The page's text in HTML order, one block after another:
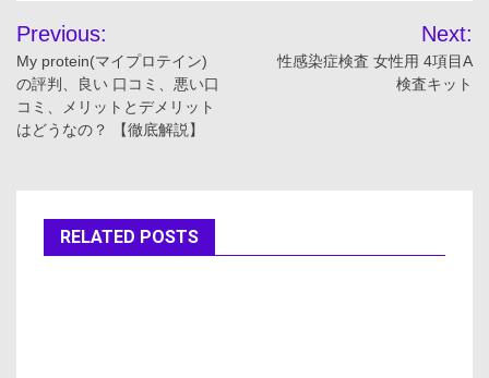
投
稿
ナ
ー
Previous:
My protein(マイプロテイン)
の評判、良い 口コミ、悪い口
コミ、メリットとデメリット
はどうなの？ 【徹底解説】
Next:
性感染症検査 女性用 4項目A
検査キット
RELATED POSTS